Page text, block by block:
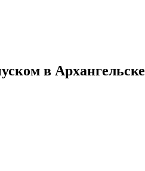
в Архангельске